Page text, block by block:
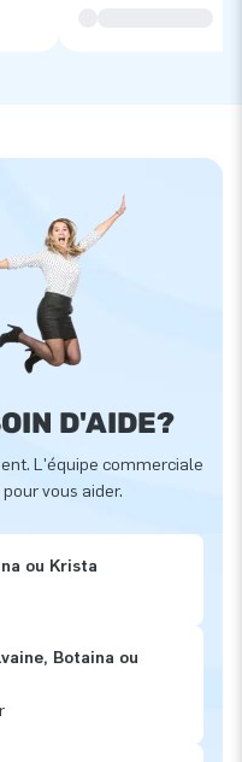
D'AIDE?
L'équipe commerciale
vous aider.
ou Krista
Botaina ou